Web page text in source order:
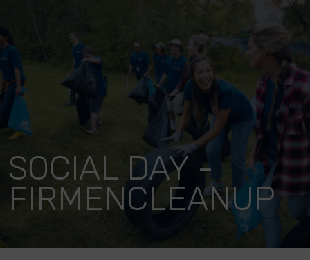
SOCIAL DAY -
FIRMENCLEANUP